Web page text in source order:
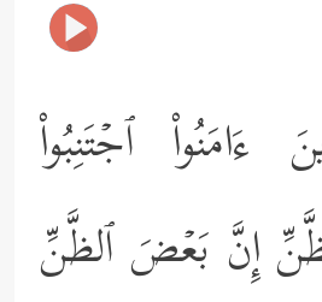
ءَامَنُواْ ٱجۡتَنِبُواْ
إِنَّ بَعۡضَ ٱلظَّنِّ